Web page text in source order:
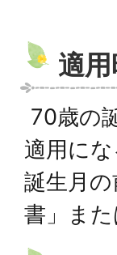
適用
70歳の
適用に
誕生月
書」ま